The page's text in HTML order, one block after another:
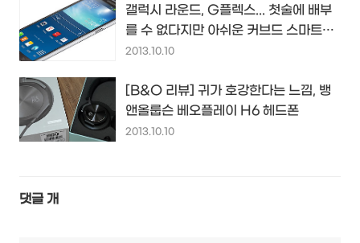
갤럭시 라운드, G플렉스... 첫술에 배부
를 수 없다지만 아쉬운 커브드 스마트폰
들
2013.10.10
[B&O 리뷰] 귀가 호강한다는 느낌, 뱅
앤올룹슨 베오플레이 H6 헤드폰
2013.10.10
댓글 개